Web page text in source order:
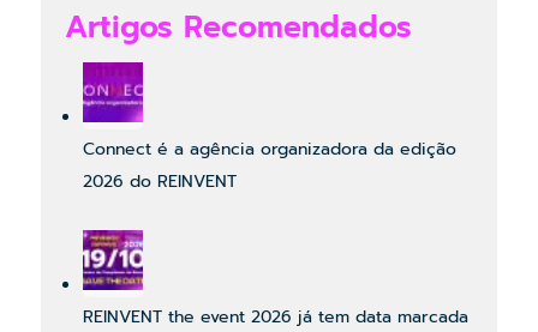
Artigos Recomendados
Connect é a agência organizadora da edição
2026 do REINVENT
REINVENT the event 2026 já tem data marcada